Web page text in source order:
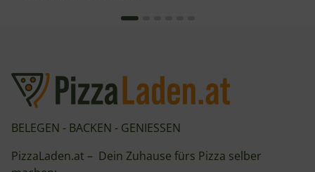
BELEGEN - BACKEN - GENIESSEN
PizzaLaden.at – Dein Zuhause fürs Pizza selber